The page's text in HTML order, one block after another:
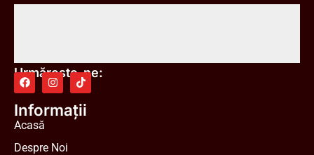
Urmărește-ne:
Informații
Acasă
Despre Noi